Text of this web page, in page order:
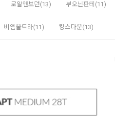
로얄앤보던(13) 부오닌판테(11)
비엠울트라(11) 킹스다운(13)